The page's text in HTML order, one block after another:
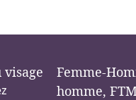
Femme-
homme,